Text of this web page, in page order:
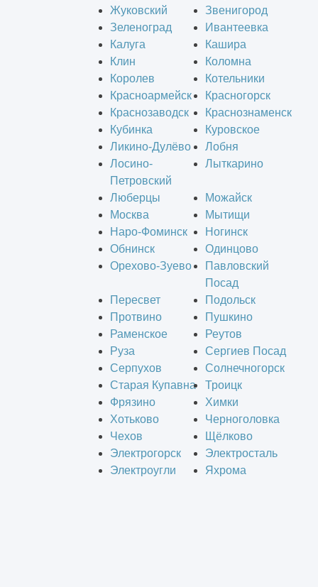
Жуковский
Звенигород
Зеленоград
Ивантеевка
Калуга
Кашира
Клин
Коломна
Королев
Котельники
Красноармейск
Красногорск
Краснозаводск
Краснознаменск
Кубинка
Куровское
Ликино-Дулёво
Лобня
Лосино-
Петровский
Лыткарино
Люберцы
Можайск
Москва
Мытищи
Наро-Фоминск
Ногинск
Обнинск
Одинцово
Орехово-Зуево
Павловский
Посад
Пересвет
Подольск
Протвино
Пушкино
Раменское
Реутов
Руза
Сергиев Посад
Серпухов
Солнечногорск
Старая Купавна
Троицк
Фрязино
Химки
Хотьково
Черноголовка
Чехов
Щёлково
Электрогорск
Электросталь
Электроугли
Яхрома